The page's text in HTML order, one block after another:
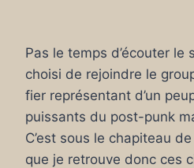
Pas le temps d’écouter le
choisi de rejoindre le
fier représentant d’un
puissants du post-punk
C’est sous le chapiteau
que je retrouve donc ces